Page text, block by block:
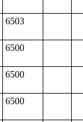
6503
6500
6500
6500